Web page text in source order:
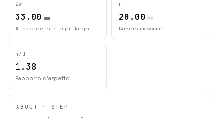
Zw
33.00 mm
Altezza del punto più largo
r
20.00 mm
Raggio massimo
h/d
1.38 -
Rapporto d'aspetto
ABOUT · STEP